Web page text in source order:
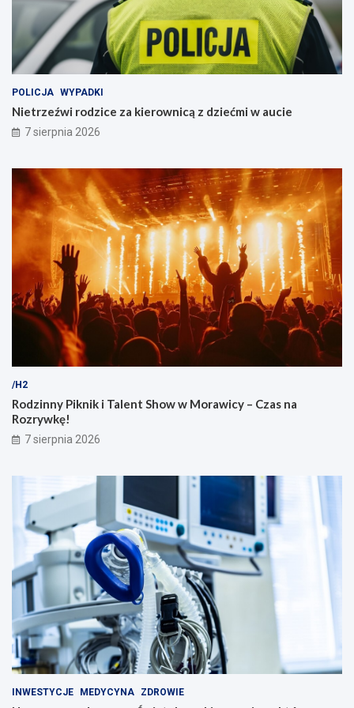
z
k
a
ń
c
ó
a
u
c
i
e
POLICJA WYPADKI
Nietrzeźwi rodzice za kierownicą z dziećmi w aucie
7 sierpnia 2026
/H2
Rodzinny Piknik i Talent Show w Morawicy – Czas na
Rozrywkę!
7 sierpnia 2026
INWESTYCJE MEDYCYNA ZDROWIE